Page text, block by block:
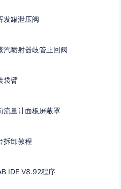
发罐泄压阀
汽喷射器歧管止回阀
袋臂
流量计面板屏蔽罩
拆卸教程
IDE V8.92程序